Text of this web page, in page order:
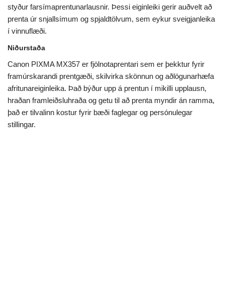
styður farsímaprentunarlausnir. Þessi eiginleiki gerir auðvelt að
prenta úr snjallsímum og spjaldtölvum, sem eykur sveigjanleika
í vinnuflæði.
Niðurstaða
Canon PIXMA MX357 er fjölnotaprentari sem er þekktur fyrir
framúrskarandi prentgæði, skilvirka skönnun og aðlögunarhæfa
afritunareiginleika. Það býður upp á prentun í mikilli upplausn,
hraðan framleiðsluhraða og getu til að prenta myndir án ramma,
það er tilvalinn kostur fyrir bæði faglegar og persónulegar
stillingar.